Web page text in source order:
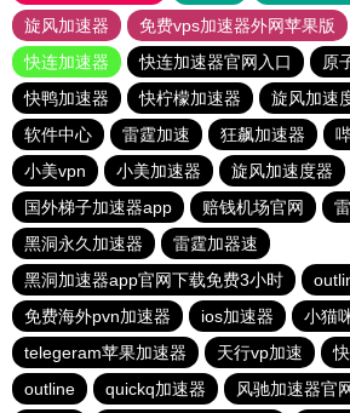
旋风加速器
免费vps加速器外网苹果版
快连加速器
快连加速器官网入口
原
快鸭加速器
快柠檬加速器 旋风加速
软件中心
雷霆加速 狂飙加速器
小美vpn
小美加速器 旋风加速度器
国外梯子加速器app
赔钱机场官网
黑洞永久加速器
雷霆加器速
黑洞加速器app官网下载免费3小时
免费海外pvn加速器
ios加速器
小猫
telegeram苹果加速器
天行vp加速
outline
quickq加速器 风驰加速器官